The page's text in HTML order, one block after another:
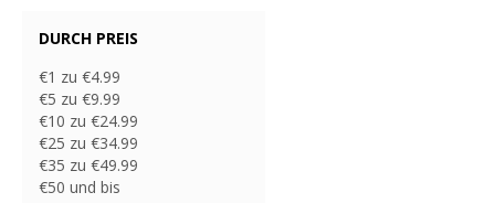
DURCH PREIS
€1 zu €4.99
€5 zu €9.99
€10 zu €24.99
€25 zu €34.99
€35 zu €49.99
€50 und bis